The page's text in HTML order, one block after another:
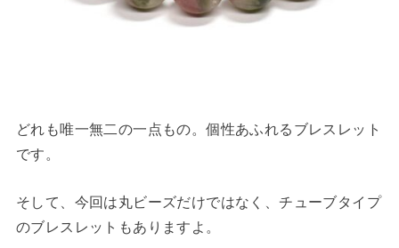
どれも唯一無二の一点もの。個性あふれるブレスレット
です。
そして、今回は丸ビーズだけではなく、チューブタイプ
のブレスレットもありますよ。